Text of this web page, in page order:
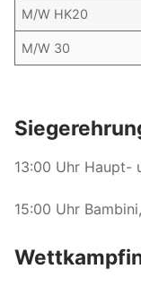
M/W HK20
M/W 30
13:00 Uhr Haupt-
15:00 Uhr